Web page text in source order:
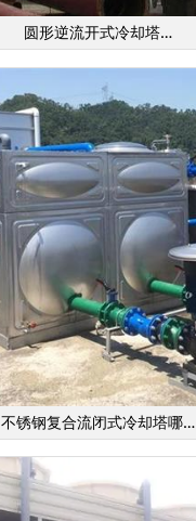
圆形逆流开式冷却塔…
不锈钢复合流闭式冷却塔哪…